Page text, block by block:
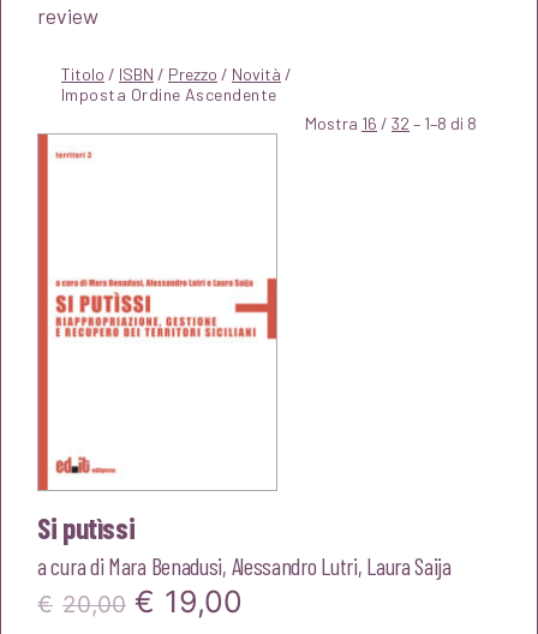
review
Titolo / ISBN / Prezzo / Novità /
Mostra 16 / 32 – 1–8 di 8
Si putìssi
a cura di Mara Benadusi, Alessandro Lutri, Laura Saija
€ 20,00 Il
€ 19,00